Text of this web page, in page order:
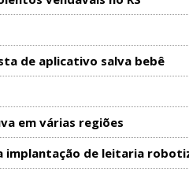
de aplicativo salva bebê
em várias regiões
implantação de leitaria